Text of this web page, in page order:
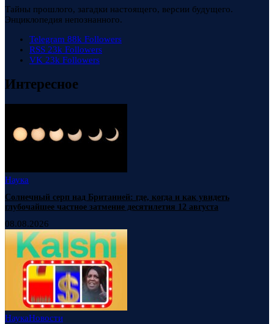
Тайны прошлого, загадки настоящего, версии будущего.
Энциклопедия непознанного.
Telegram 88k Followers
RSS 23k Followers
VK 23k Followers
Интересное
Наука
Солнечный серп над Британией: где, когда и как увидеть
глубочайшее частное затмение десятилетия 12 августа
08.08.2026
НаукаНовости